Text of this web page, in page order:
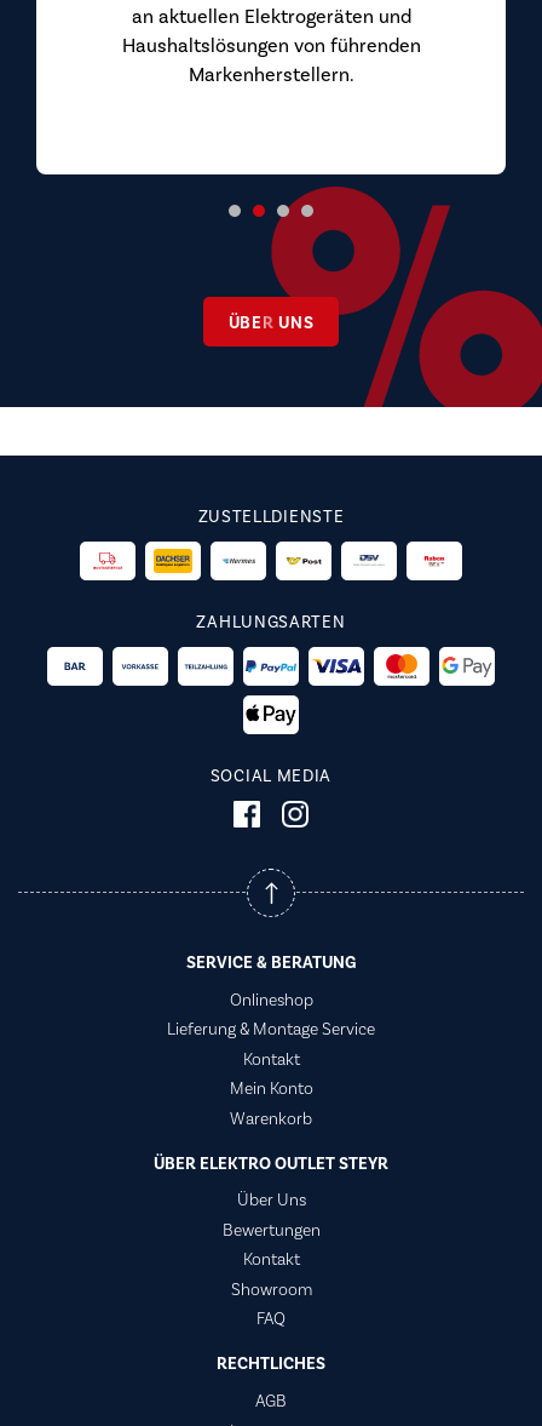
an aktuellen Elektrogeräten und
Haushaltslösungen von führenden
Markenherstellern.
ÜBER UNS
ZUSTELLDIENSTE
ZAHLUNGSARTEN
SOCIAL MEDIA
SERVICE & BERATUNG
Onlineshop
Lieferung & Montage Service
Kontakt
Mein Konto
Warenkorb
ÜBER ELEKTRO OUTLET STEYR
Über Uns
Bewertungen
Kontakt
Showroom
FAQ
RECHTLICHES
AGB